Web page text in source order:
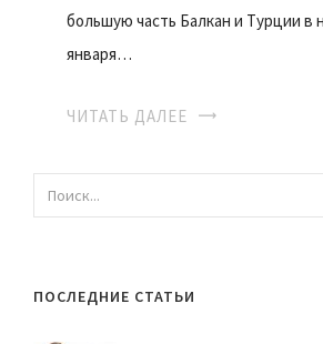
большую часть Балкан и Турции в
января…
ЧИТАТЬ ДАЛЕЕ
ПОСЛЕДНИЕ СТАТЬИ